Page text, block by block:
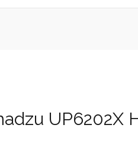
UP6202X